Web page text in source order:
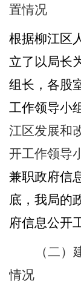
置情况
根据柳江区
立了以局长
组长，各股
工作领导小
江区发展和
开工作领导
兼职政府信
底，我局的
府信息公开
（二）
情况